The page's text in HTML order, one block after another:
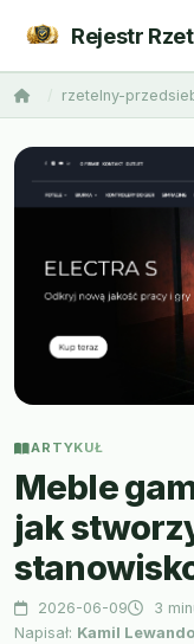
Rejestr
rzetelny-
ARTYKUŁ
Meble
jak
2026-06-09 3
Napisał: Kamil